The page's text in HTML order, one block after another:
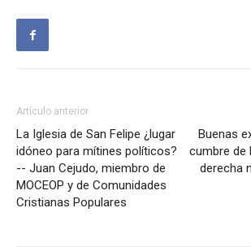
Artículo anterior
La Iglesia de San Felipe ¿lugar
idóneo para mítines políticos?
-- Juan Cejudo, miembro de
MOCEOP y de Comunidades
Cristianas Populares
Buenas
cumbre de
derecha